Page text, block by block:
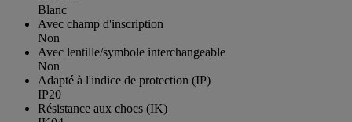
Blanc
Avec champ d'inscription
Non
Avec lentille/symbole interchangeable
Non
Adapté à l'indice de protection (IP)
IP20
Résistance aux chocs (IK)